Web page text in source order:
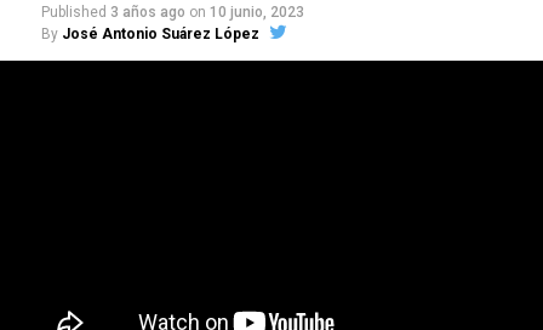
Published 3 años ago on 10 junio, 2023
By José Antonio Suárez López